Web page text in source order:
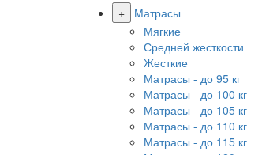
+
Матрасы
Мягкие
Средней жесткости
Жесткие
Матрасы - до 95 кг
Матрасы - до 100 кг
Матрасы - до 105 кг
Матрасы - до 110 кг
Матрасы - до 115 кг